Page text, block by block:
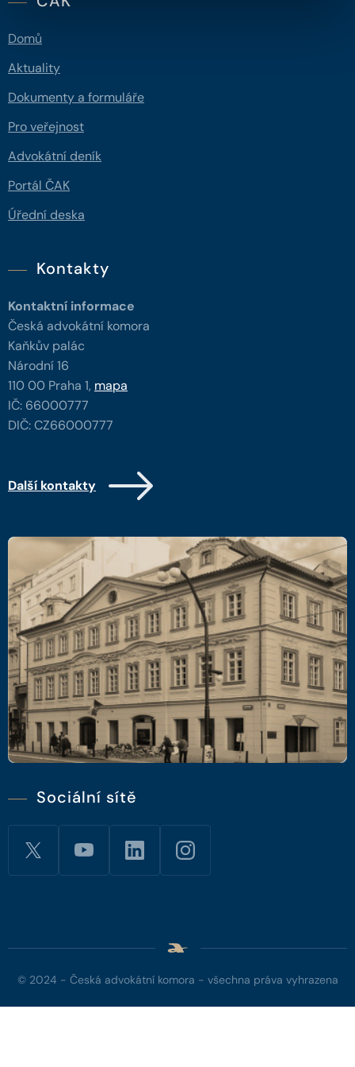
Domů
Aktuality
Dokumenty a formuláře
Pro veřejnost
Advokátní deník
Portál ČAK
Úřední deska
Kontakty
Kontaktní informace
Česká advokátní komora
Kaňkův palác
Národní 16
110 00 Praha 1, mapa
IČ: 66000777
DIČ: CZ66000777
Další kontakty
Sociální sítě
© 2024 - Česká advokátní komora - všechna práva vyhrazena